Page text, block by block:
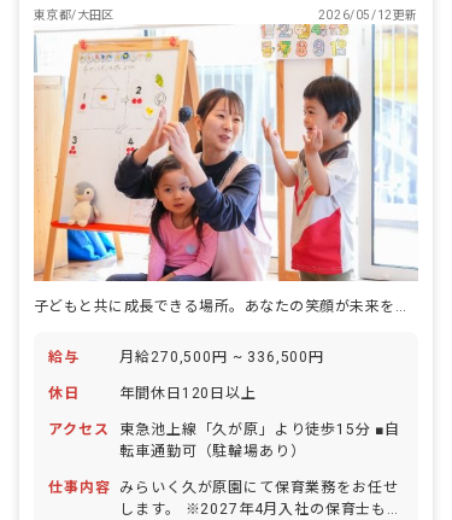
東京都/大田区
2026/05/12更新
子どもと共に成長できる場所。あなたの笑顔が未来を育む
給与 月給270,500円 ~ 336,500円
休日 年間休日120日以上
アクセス
東急池上線「久が原」より徒歩15分 ■自
転車通勤可（駐輪場あり）
仕事内容
みらいく久が原園にて保育業務をお任せ
します。 ※2027年4月入社の保育士も募